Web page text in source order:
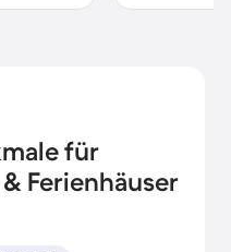
für
Ferienhäuser